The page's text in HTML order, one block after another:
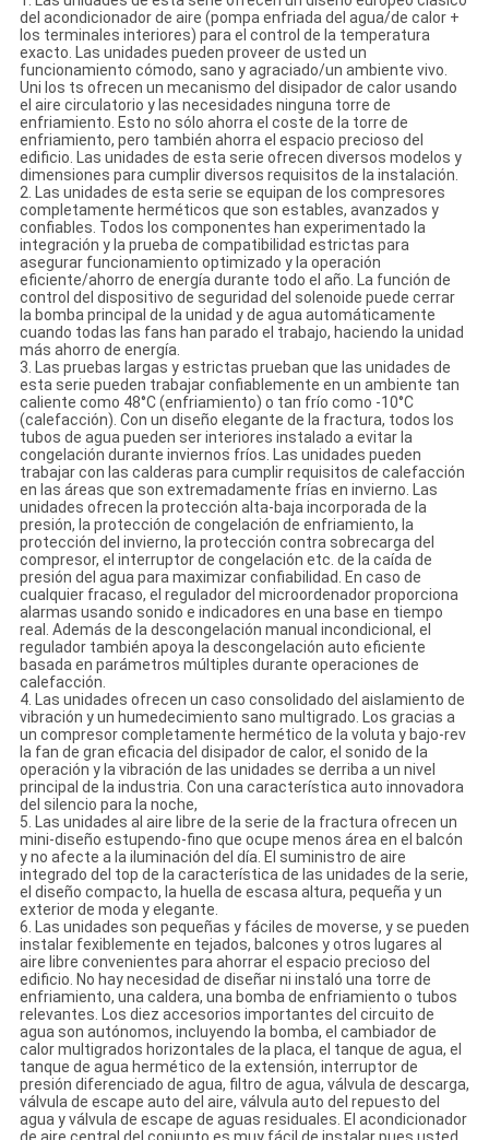
del acondicionador de aire (pompa enfriada del agua/de calor +
los terminales interiores) para el control de la temperatura
exacto. Las unidades pueden proveer de usted un
funcionamiento cómodo, sano y agraciado/un ambiente vivo.
Uni los ts ofrecen un mecanismo del disipador de calor usando
el aire circulatorio y las necesidades ninguna torre de
enfriamiento. Esto no sólo ahorra el coste de la torre de
enfriamiento, pero también ahorra el espacio precioso del
edificio. Las unidades de esta serie ofrecen diversos modelos y
dimensiones para cumplir diversos requisitos de la instalación.
2. Las unidades de esta serie se equipan de los compresores
completamente herméticos que son estables, avanzados y
confiables. Todos los componentes han experimentado la
integración y la prueba de compatibilidad estrictas para
asegurar funcionamiento optimizado y la operación
eficiente/ahorro de energía durante todo el año. La función de
control del dispositivo de seguridad del solenoide puede cerrar
la bomba principal de la unidad y de agua automáticamente
cuando todas las fans han parado el trabajo, haciendo la unidad
más ahorro de energía.
3. Las pruebas largas y estrictas prueban que las unidades de
esta serie pueden trabajar confiablemente en un ambiente tan
caliente como 48°C (enfriamiento) o tan frío como -10°C
(calefacción). Con un diseño elegante de la fractura, todos los
tubos de agua pueden ser interiores instalado a evitar la
congelación durante inviernos fríos. Las unidades pueden
trabajar con las calderas para cumplir requisitos de calefacción
en las áreas que son extremadamente frías en invierno. Las
unidades ofrecen la protección alta-baja incorporada de la
presión, la protección de congelación de enfriamiento, la
protección del invierno, la protección contra sobrecarga del
compresor, el interruptor de congelación etc. de la caída de
presión del agua para maximizar confiabilidad. En caso de
cualquier fracaso, el regulador del microordenador proporciona
alarmas usando sonido e indicadores en una base en tiempo
real. Además de la descongelación manual incondicional, el
regulador también apoya la descongelación auto eficiente
basada en parámetros múltiples durante operaciones de
calefacción.
4. Las unidades ofrecen un caso consolidado del aislamiento de
vibración y un humedecimiento sano multigrado. Los gracias a
un compresor completamente hermético de la voluta y bajo-rev
la fan de gran eficacia del disipador de calor, el sonido de la
operación y la vibración de las unidades se derriba a un nivel
principal de la industria. Con una característica auto innovadora
del silencio para la noche,
5. Las unidades al aire libre de la serie de la fractura ofrecen un
mini-diseño estupendo-fino que ocupe menos área en el balcón
y no afecte a la iluminación del día. El suministro de aire
integrado del top de la característica de las unidades de la serie,
el diseño compacto, la huella de escasa altura, pequeña y un
exterior de moda y elegante.
6. Las unidades son pequeñas y fáciles de moverse, y se pueden
instalar fexiblemente en tejados, balcones y otros lugares al
aire libre convenientes para ahorrar el espacio precioso del
edificio. No hay necesidad de diseñar ni instaló una torre de
enfriamiento, una caldera, una bomba de enfriamiento o tubos
relevantes. Los diez accesorios importantes del circuito de
agua son autónomos, incluyendo la bomba, el cambiador de
calor multigrados horizontales de la placa, el tanque de agua, el
tanque de agua hermético de la extensión, interruptor de
presión diferenciado de agua, filtro de agua, válvula de descarga,
válvula de escape auto del aire, válvula auto del repuesto del
agua y válvula de escape de aguas residuales. El acondicionador